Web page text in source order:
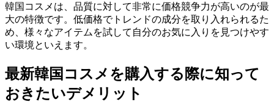
韓国コスメは、品質に対して非常に価格競争力が高いのが最
大の特徴です。低価格でトレンドの成分を取り入れられるた
め、様々なアイテムを試して自分のお気に入りを見つけやす
い環境といえます。
最新韓国コスメを購入する際に知って
おきたいデメリット